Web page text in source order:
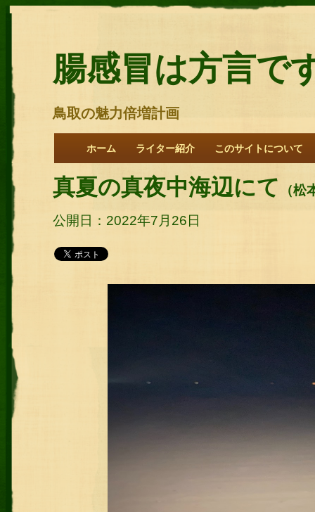
腸感冒は方言で
鳥取の魅力倍増計画
ホーム ライター紹介 このサイトについて
真夏の真夜中海辺にて （松
公開日：2022年7月26日